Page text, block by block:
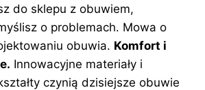
do sklepu z obuwiem,
o problemach. Mowa o
obuwia. Komfort i
Innowacyjne materiały i
czynią dzisiejsze obuwie